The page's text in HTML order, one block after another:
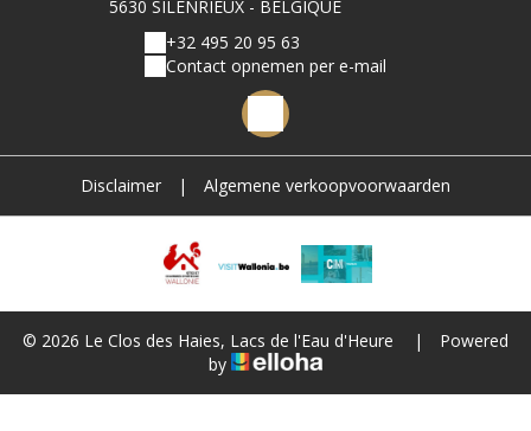
5630 SILENRIEUX - BELGIQUE
+32 495 20 95 63
Contact opnemen per e-mail
Disclaimer | Algemene verkoopvoorwaarden
© 2026 Le Clos des Haies, Lacs de l'Eau d'Heure |
Powered
by